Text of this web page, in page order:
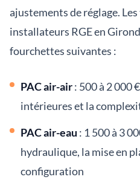
ajustements de réglage.
installateurs RGE en
fourchettes suivantes :
PAC air-air: 500 à 2 000
intérieures et la
PAC air-eau : 1 500 à 3
hydraulique, la mise en
configuration